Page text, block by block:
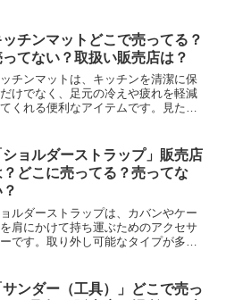
PJ-T3DS-W」は通販で購入できま
...
ッチンマットどこで売ってる？
ってない？取扱い販売店は？
チンマットは、キッチンを清潔に保
けでなく、足元の冷えや疲れを軽減
くれる便利なアイテムです。見た目
すね。今回は、キッチンマットの選び
おすすめの購入場所に...
ショルダーストラップ」販売店
？どこに売ってる？売ってな
ルダーストラップは、カバンやケー
肩にかけて持ち運ぶためのアクセサ
ーです。取り外し可能なタイプが多
アイテムとして広く利用されていま
サンダー（工具）」どこで売っ